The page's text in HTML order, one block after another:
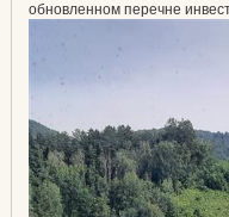
обновленном перечне